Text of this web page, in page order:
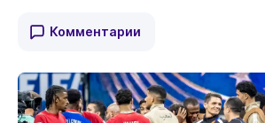
Комментарии